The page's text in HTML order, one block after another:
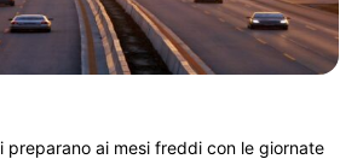
preparano ai mesi freddi con le giornate